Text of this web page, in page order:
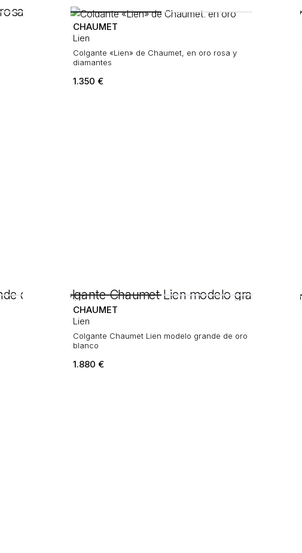
CHAUMET
Lien
Colgante «Lien» de Chaumet, en oro rosa y
diamantes
1.350 €
CHAUMET
Lien
Colgante Chaumet Lien modelo grande de oro
blanco
1.880 €